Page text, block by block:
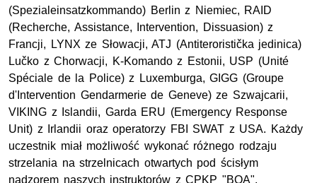
(Spezialeinsatzkommando) Berlin z Niemiec, RAID
(Recherche, Assistance, Intervention, Dissuasion) z
Francji, LYNX ze Słowacji, ATJ (Antiteroristička jedinica)
Lučko z Chorwacji, K-Komando z Estonii, USP (Unité
Spéciale de la Police) z Luxemburga, GIGG (Groupe
d'Intervention Gendarmerie de Geneve) ze Szwajcarii,
VIKING z Islandii, Garda ERU (Emergency Response
Unit) z Irlandii oraz operatorzy FBI SWAT z USA. Każdy
uczestnik miał możliwość wykonać różnego rodzaju
strzelania na strzelnicach otwartych pod ścisłym
nadzorem naszych instruktorów z CPKP "BOA".